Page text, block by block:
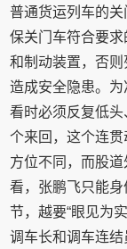
普通货运列车的
保关门车符合要
和制动装置，否
造成安全隐患。
看时必须反复低
个来回，这个连贯
方位不同，而股
看，张鹏飞只能
节，越要“眼见为实
调车长和调车连结